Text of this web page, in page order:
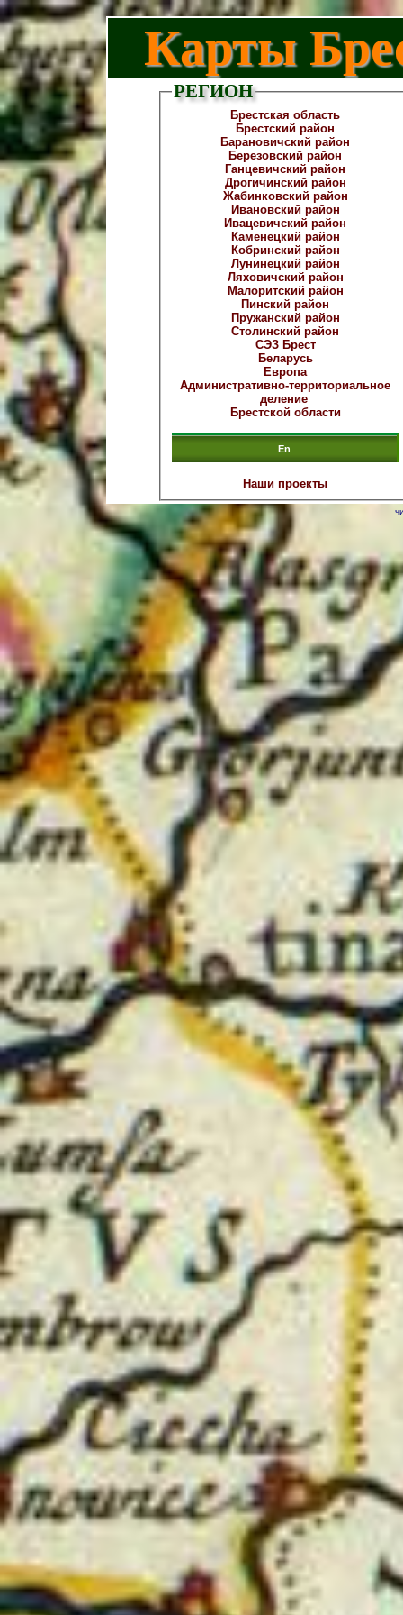
Карты
РЕГИОН
Брестская область
Брестский район
Барановичский район
Березовский район
Ганцевичский район
Дрогичинский район
Жабинковский район
Ивановский район
Ивацевичский район
Каменецкий район
Кобринский район
Лунинецкий район
Ляховичский район
Малоритский район
Пинский район
Пружанский район
Столинский район
СЭЗ Брест
Беларусь
Европа
Административно-территориальное
деление
Брестской области
En
Наши проекты